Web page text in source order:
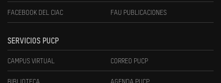
FACEBOOK DEL CIAC FAU PUBLICACIONES
SERVICIOS PUCP
CAMPUS VIRTUAL CORREO PUCP